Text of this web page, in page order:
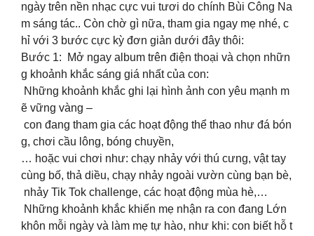
ngày trên nền nhạc cực vui tươi do chính Bùi Công Na
m sáng tác.. Còn chờ gì nữa, tham gia ngay mẹ nhé, c
hỉ với 3 bước cực kỳ đơn giản dưới đây thôi:
Bước 1: Mở ngay album trên điện thoại và chọn nhữn
g khoảnh khắc sáng giá nhất của con:
Những khoảnh khắc ghi lại hình ảnh con yêu mạnh m
ẽ vững vàng –
con đang tham gia các hoạt động thể thao như đá bón
g, chơi cầu lông, bóng chuyền,
… hoặc vui chơi như: chạy nhảy với thú cưng, vật tay
cùng bố, thả diều, chạy nhảy ngoài vườn cùng bạn bè,
nhảy Tik Tok challenge, các hoạt động mùa hè,…
Những khoảnh khắc khiến mẹ nhận ra con đang Lớn
khôn mỗi ngày và làm mẹ tự hào, như khi: con biết hỗ t